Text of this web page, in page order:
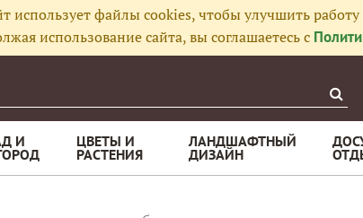
использует файлы cookies, чтобы улучшить
использование сайта, вы соглашаетесь с
И ЦВЕТЫ И
РАСТЕНИЯ
ЛАНДШАФТНЫЙ
ДИЗАЙН